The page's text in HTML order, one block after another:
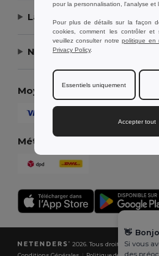
Laissez-nous vous aider
Notre entreprise
Moyens de paiement
Méthodes d'expédition
2026. Tous droits réservés
pour la personnalisation, l'analyse et
Pour plus de détails sur la façon
cookies, comment les contrôler et
veuillez consulter notrepolitique en
Privacy Policy.
Essentiels uniquement
Accepter tout
👋
Si vous
des